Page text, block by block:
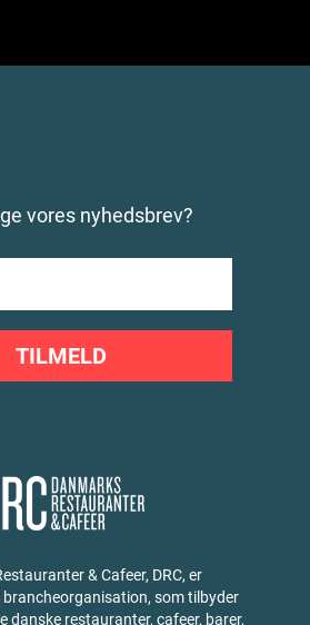
vores nyhedsbrev?
TILMELD
& Cafeer, DRC, er
som tilbyder
danske restauranter, cafeer, barer,